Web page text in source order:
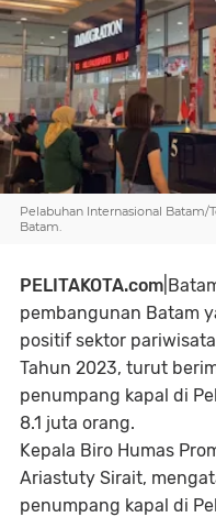
Pelabuhan Internasional Batam/
Batam.
PELITAKOTA.com
pembangunan Batam
positif sektor
Tahun 2023, turut
penumpang kapal di
8.1 juta orang.
Kepala Biro Humas
Ariastuty Sirait,
penumpang kapal di